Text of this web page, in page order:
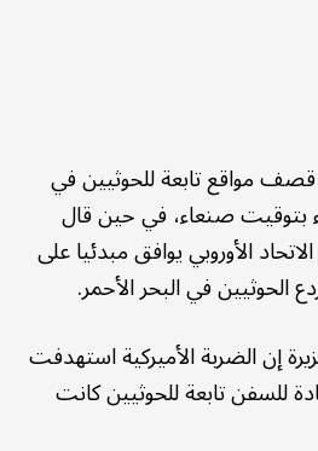
قصف مواقع تابعة للحوثيين في
بتوقيت صنعاء، في حين قال
الأوروبي يوافق مبدئيا على
في البحر الأحمر.
إن الضربة الأميركية استهدفت
للسفن تابعة للحوثيين كانت